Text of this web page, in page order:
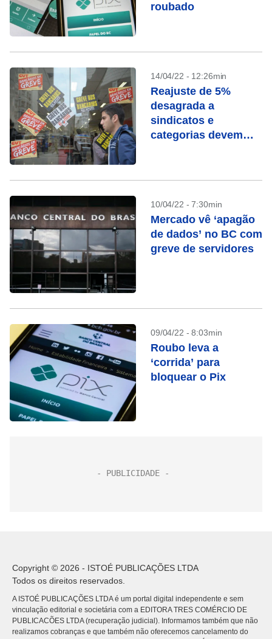
roubado
14/04/22 - 12:26min
Reajuste de 5%
desagrada a
sindicatos e
categorias devem
10/04/22 - 7:30min
Mercado vê ‘apagão
de dados’ no BC com
greve de servidores
09/04/22 - 8:03min
Roubo leva a
‘corrida’ para
bloquear o Pix
Copyright © 2026 - ISTOÉ PUBLICAÇÕES LTDA
Todos os direitos reservados.
A ISTOÉ PUBLICAÇÕES LTDA é um portal digital independente e sem
vinculação editorial e societária com a EDITORA TRES COMÉRCIO DE
PUBLICACÕES LTDA (recuperação judicial). Informamos também que não
realizamos cobranças e que também não oferecemos cancelamento do